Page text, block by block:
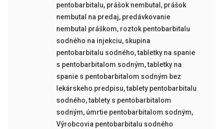
pentobarbitalu, prášok nembutal , prášok
nembutal na predaj, predávkovanie
nembutal práškom, roztok pentobarbitalu
sodného na injekciu, skupina
pentobarbitalu sodného,tabletky na spanie
s pentobarbitalom sodným,tabletky na
spanie s pentobarbitalom sodným bez
lekárskeho predpisu,tablety pentobarbitalu
sodného,tablety s pentobarbitalom
sodným, úmrtie pentobarbitalom sodným,
Výrobcovia pentobarbitalu sodného